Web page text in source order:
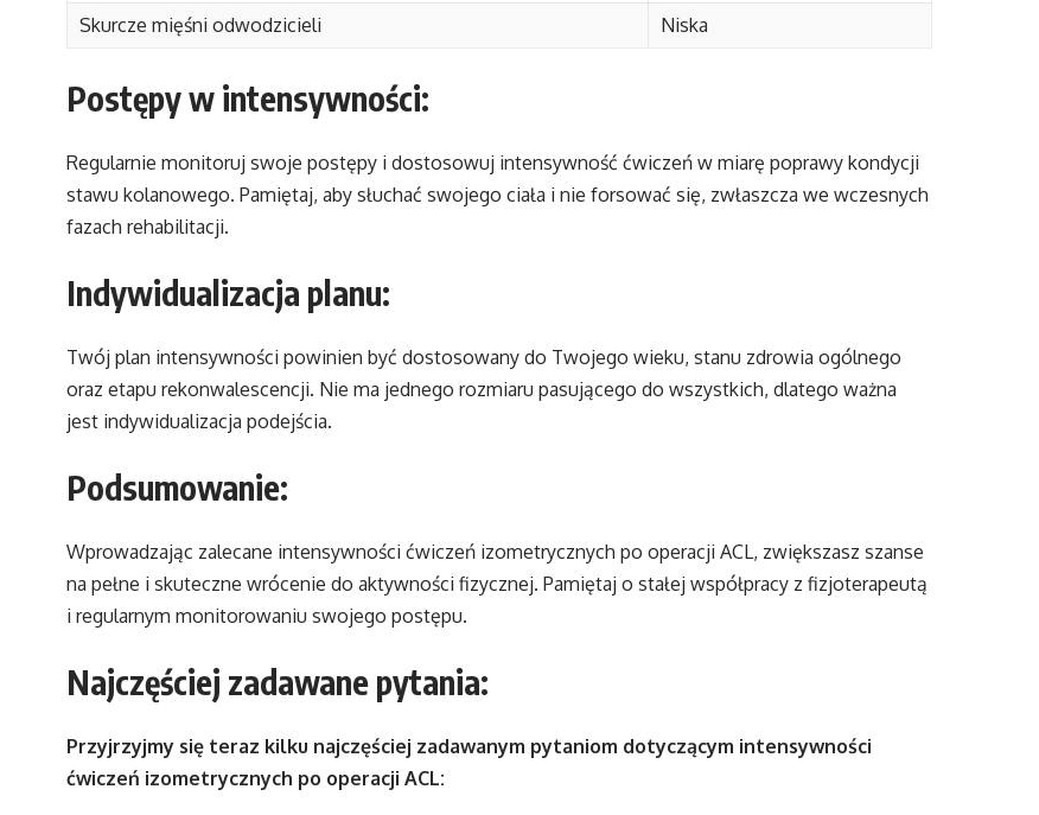
Skurcze mięśni odwodzicieli
Niska
Postępy w intensywności:
Regularnie monitoruj swoje postępy i dostosowuj intensywność ćwiczeń w miarę poprawy kondycji
stawu kolanowego. Pamiętaj, aby słuchać swojego ciała i nie forsować się, zwłaszcza we wczesnych
fazach rehabilitacji.
Indywidualizacja planu:
Twój plan intensywności powinien być dostosowany do Twojego wieku, stanu zdrowia ogólnego
oraz etapu rekonwalescencji. Nie ma jednego rozmiaru pasującego do wszystkich, dlatego ważna
jest indywidualizacja podejścia.
Podsumowanie:
Wprowadzając zalecane intensywności ćwiczeń izometrycznych po operacji ACL, zwiększasz szanse
na pełne i skuteczne wrócenie do aktywności fizycznej. Pamiętaj o stałej współpracy z fizjoterapeutą
i regularnym monitorowaniu swojego postępu.
Najczęściej zadawane pytania:
Przyjrzyjmy się teraz kilku najczęściej zadawanym pytaniom dotyczącym intensywności
ćwiczeń izometrycznych po operacji ACL: